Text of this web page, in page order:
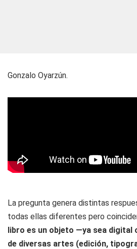
Gonzalo Oyarzún.
La pregunta genera distintas
todas ellas diferentes pero
libro es un objeto —ya sea
de diversas artes (edición,